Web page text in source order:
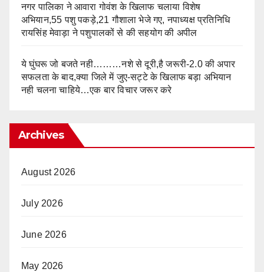
नगर पालिका ने आवारा गोवंश के खिलाफ चलाया विशेष
अभियान,55 पशु पकड़े,21 गौशाला भेजे गए, नपाध्यक्ष प्रतिनिधि
रायसिंह मेवाड़ा ने पशुपालकों से की सहयोग की अपील
ये घुंघरू जो बजते नही………नशे से दूरी,है जरूरी-2.0 की अपार
सफलता के बाद,क्या जिले में जुए-सट्टे के खिलाफ बड़ा अभियान
नही चलना चाहिये…एक बार विचार जरूर करे
Archives
August 2026
July 2026
June 2026
May 2026